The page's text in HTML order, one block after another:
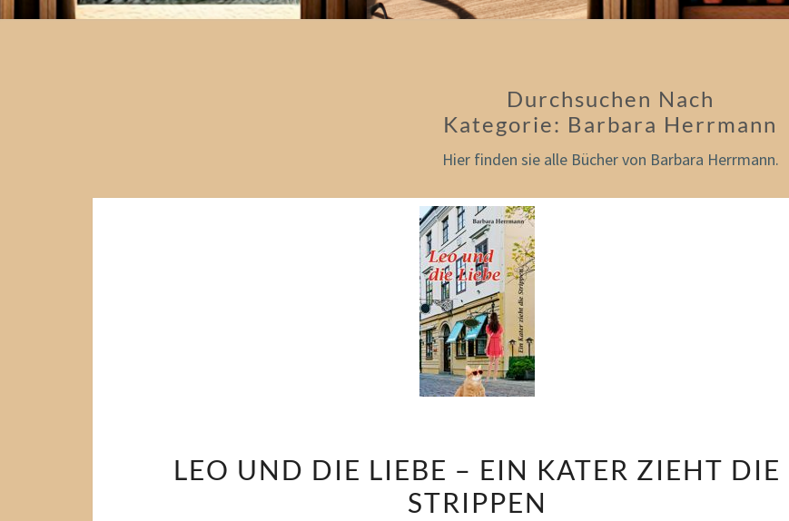
Durchsuchen Nach
Kategorie: Barbara Herrmann
Hier finden sie alle Bücher von Barbara Herrmann.
UND
DIE
LEO UND DIE LIEBE – EIN KATER ZIEHT DIE
STRIPPEN